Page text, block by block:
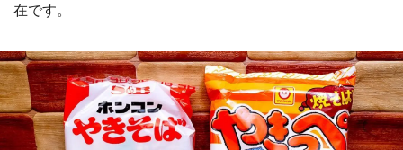
在です。